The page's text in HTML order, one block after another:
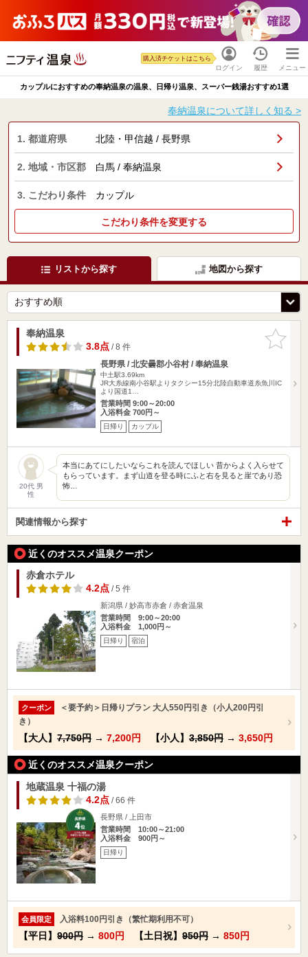
ログイン
購入済チケットはこちら
履歴 メニュー
カップルにおすすめの奉納温泉の温泉、日帰り温泉、スーパー銭湯おすすめ1選
奉納温泉について詳しく知る >
1. 都道府県 北陸・甲信越 / 長野県
2. 地域・市区郡 白馬 / 奉納温泉
3. こだわり条件 カップル
こだわり条件を変更する
リストから探す 地図から探す
お気に入
りに追加
奉納温泉
3.8点/ 8 件
長野県 / 北安曇郡小谷村 / 奉納温泉
中土駅3.69km
JR大糸線南小谷駅よりタクシー15分北陸自動車道糸魚川IC
より国道1…
営業時間 9:00～20:00
入浴料金 700円～
日帰り カップル
20代 男
性
本当にあてにしたいならこれを読んでほしい 昔からよく入らせて
もらっています。まず山道を登る時にふと右を見ると崖であり恐
怖…
関連情報から探す
近くのオススメ温泉クーポン
赤倉ホテル
4.2点/ 5 件
新潟県 / 妙高市赤倉 / 赤倉温泉
営業時間 9:00～20:00
入浴料金 1,000円～
日帰り 宿泊
クーポン
＜要予約＞日帰りプラン 大人550円引き（小人200円引
き）
【大人】 7,750円 → 7,200円 【小人】 3,850円 → 3,650円
近くのオススメ温泉クーポン
地蔵温泉 十福の湯
4.2点/ 66 件
長野県 / 上田市
営業時間 10:00～21:00
入浴料金 900円～
日帰り
会員限定 入浴料100円引き（繁忙期利用不可）
【平日】 900円 → 800円 【土日祝】 950円 → 850円